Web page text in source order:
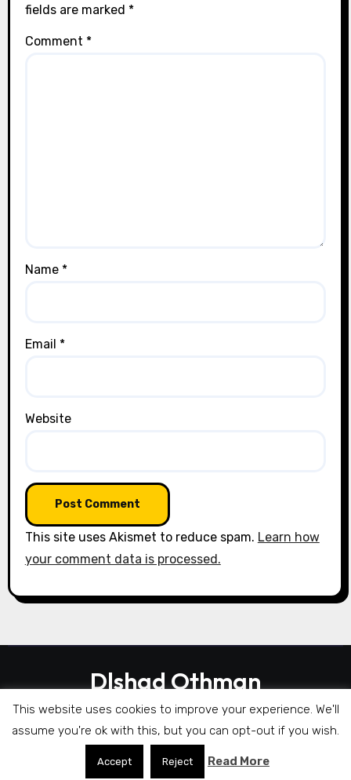
fields are marked *
Comment *
Name *
Email *
Website
This site uses Akismet to reduce spam. Learn how
your comment data is processed.
Dlshad Othman
|BlogarisebyThemeansar
This website uses cookies to improve your experience. We'll
assume you're ok with this, but you can opt-out if you wish.
Accept Reject Read More